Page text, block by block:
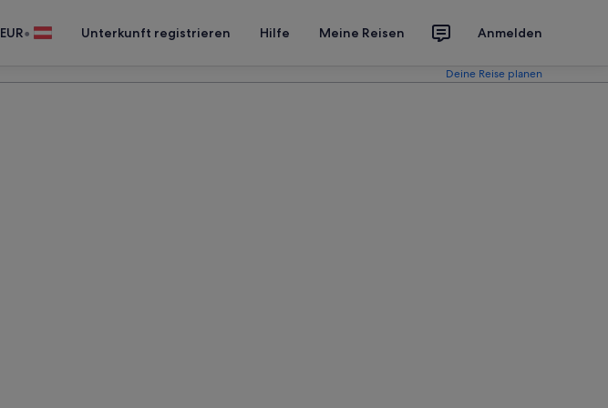
EUR• Unterkunft registrieren Hilfe Meine Reisen Anmelden
Deine Reise planen